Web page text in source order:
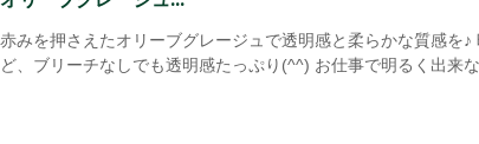
赤みを押さえたオリーブグレージュで透明感と柔らかな質感を♪
ど、ブリーチなしでも透明感たっぷり(^^) お仕事で明るく出来な